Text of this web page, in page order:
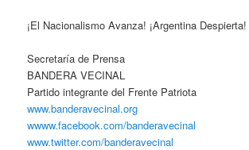
¡El Nacionalismo Avanza! ¡Argentina Despierta!
Secretaría de Prensa
BANDERA VECINAL
Partido integrante del Frente Patriota
www.banderavecinal.org
wwww.facebook.com/banderavecinal
www.twitter.com/banderavecinal